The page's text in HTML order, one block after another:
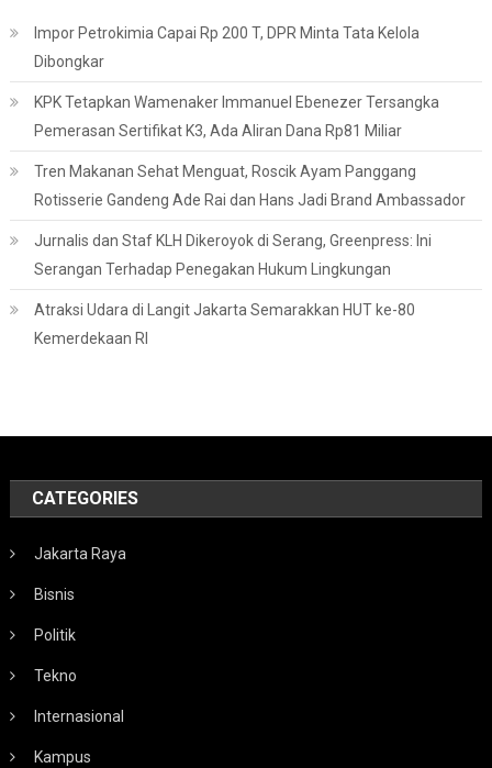
Impor Petrokimia Capai Rp 200 T, DPR Minta Tata Kelola
Dibongkar
KPK Tetapkan Wamenaker Immanuel Ebenezer Tersangka
Pemerasan Sertifikat K3, Ada Aliran Dana Rp81 Miliar
Tren Makanan Sehat Menguat, Roscik Ayam Panggang
Rotisserie Gandeng Ade Rai dan Hans Jadi Brand Ambassador
Jurnalis dan Staf KLH Dikeroyok di Serang, Greenpress: Ini
Serangan Terhadap Penegakan Hukum Lingkungan
Atraksi Udara di Langit Jakarta Semarakkan HUT ke-80
Kemerdekaan RI
CATEGORIES
Jakarta Raya
Bisnis
Politik
Tekno
Internasional
Kampus